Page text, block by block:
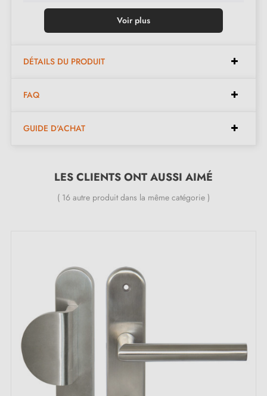
Ardoise Mat (AM)
Finition de la photo
Voir plus
DÉTAILS DU PRODUIT
FAQ
GUIDE D'ACHAT
LES CLIENTS ONT AUSSI AIMÉ
( 16 autre produit dans la même catégorie )